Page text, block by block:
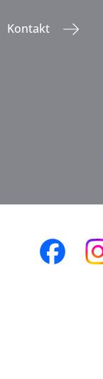
Kontakt